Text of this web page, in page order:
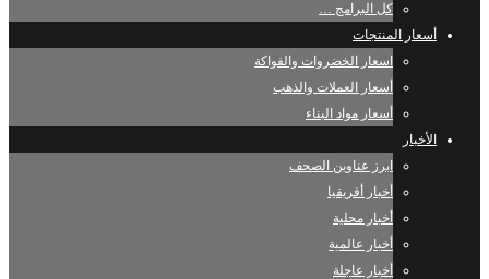
كل البرامج …
أسعار المنتجات
اسعار الخضروات والفواكة
أسعار العملات والذهب
أسعار مواد البناء
الأخبار
ابرز عناوين الصحف
أخبار أفريقيا
أخبار محلية
أخبار عالمية
أخبار عاجلة